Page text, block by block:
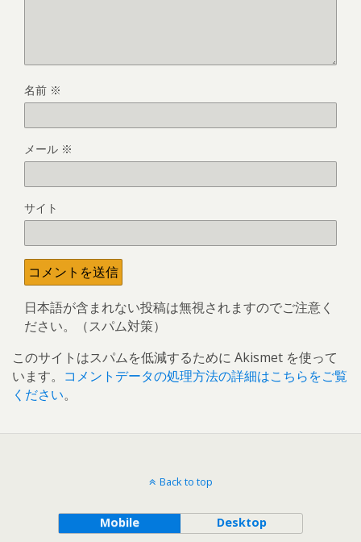
名前 ※
メール ※
サイト
日本語が含まれない投稿は無視されますのでご注意く
ださい。（スパム対策）
このサイトはスパムを低減するために Akismet を使って
います。 コメントデータの処理方法の詳細はこちらをご覧
ください。
Back to top
Mobile Desktop